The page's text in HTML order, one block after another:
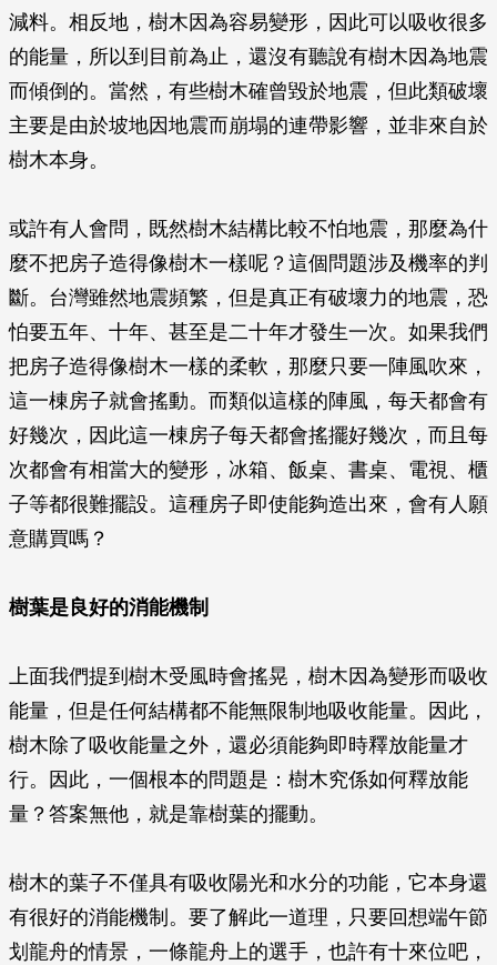
減料。相反地，樹木因為容易變形，因此可以吸收很多
的能量，所以到目前為止，還沒有聽說有樹木因為地震
而傾倒的。當然，有些樹木確曾毀於地震，但此類破壞
主要是由於坡地因地震而崩塌的連帶影響，並非來自於
樹木本身。
或許有人會問，既然樹木結構比較不怕地震，那麼為什
麼不把房子造得像樹木一樣呢？這個問題涉及機率的判
斷。台灣雖然地震頻繁，但是真正有破壞力的地震，恐
怕要五年、十年、甚至是二十年才發生一次。如果我們
把房子造得像樹木一樣的柔軟，那麼只要一陣風吹來，
這一棟房子就會搖動。而類似這樣的陣風，每天都會有
好幾次，因此這一棟房子每天都會搖擺好幾次，而且每
次都會有相當大的變形，冰箱、飯桌、書桌、電視、櫃
子等都很難擺設。這種房子即使能夠造出來，會有人願
意購買嗎？
樹葉是良好的消能機制
上面我們提到樹木受風時會搖晃，樹木因為變形而吸收
能量，但是任何結構都不能無限制地吸收能量。因此，
樹木除了吸收能量之外，還必須能夠即時釋放能量才
行。因此，一個根本的問題是：樹木究係如何釋放能
量？答案無他，就是靠樹葉的擺動。
樹木的葉子不僅具有吸收陽光和水分的功能，它本身還
有很好的消能機制。要了解此一道理，只要回想端午節
划龍舟的情景，一條龍舟上的選手，也許有十來位吧，